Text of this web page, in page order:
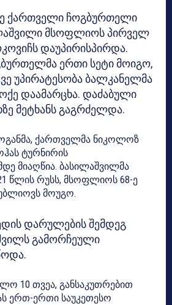
ქართველი ჩოგბურთელი
მსოფლიოს პირველ
დაუპირისპირდა.
ერთი სეტი მოიგო,
უპირატესობა ბალკანელმა
დაამარცხა. დაძაბული
მეტხანს გაგრძელდა.
ქართველმა ნიკოლოზ
ტურნირის
მიაღწია. ბასილაშვილმა
წლის რუსს, მსოფლიოს 68-ე
მოუგო.
დარულების შემდეგ
გამორჩეული
10 თვეა, განსაკუთრებით
ერთ-ერთი საუკეთესო